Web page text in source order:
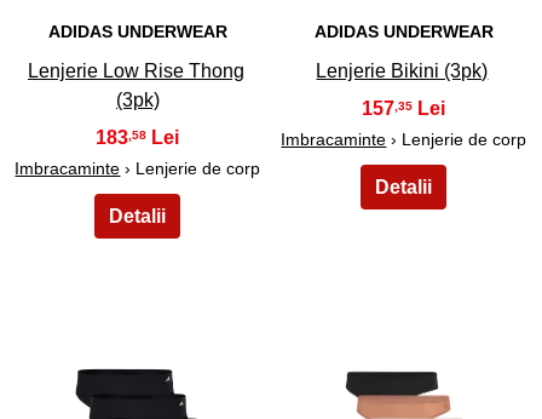
ADIDAS UNDERWEAR
Lenjerie Low Rise Thong
(3pk)
183 ,58
Imbracaminte › Lenjerie de corp
ADIDAS UNDERWEAR
Lenjerie Bikini (3pk)
157 ,35
Imbracaminte › Lenjerie de corp